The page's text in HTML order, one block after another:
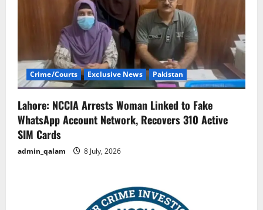
Crime/Courts Exclusive News Pakistan
Lahore: NCCIA Arrests Woman Linked to Fake
WhatsApp Account Network, Recovers 310 Active
SIM Cards
admin_qalam 8 July, 2026